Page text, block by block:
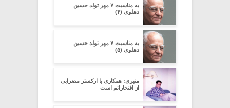
به مناسبت ۷ مهر تولد حسین
دهلوی (۴)
به مناسبت ۷ مهر تولد حسین
دهلوی (۵)
منبری: همکاری با ارکستر مضرابی
از افتخاراتم است